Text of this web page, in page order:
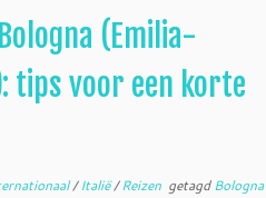
(Emilia-
tips voor een korte
/Italië/Reizen getagdBologna